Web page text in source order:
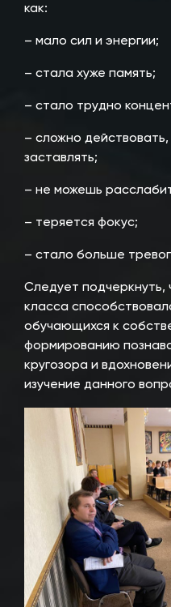
как:
– мало сил и энергии;
– стала хуже память;
– стало трудно
– сложно
заставлять;
– не можешь
– теряется фокус;
– стало больше
Следует
класса
обучающихся к
формированию
кругозора и
изучение данного